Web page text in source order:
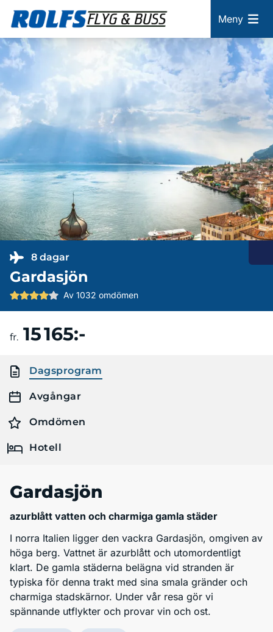
Meny
8 dagar
Gardasjön
Av 1032 omdömen
fr. 15 165:-
Dagsprogram
Avgångar
Omdömen
Hotell
Gardasjön
azurblått vatten och charmiga gamla städer
I norra Italien ligger den vackra Gardasjön, omgiven av
höga berg. Vattnet är azurblått och utomordentligt
klart. De gamla städerna belägna vid stranden är
typiska för denna trakt med sina smala gränder och
charmiga stadskärnor. Under vår resa gör vi
spännande utflykter och provar vin och ost.